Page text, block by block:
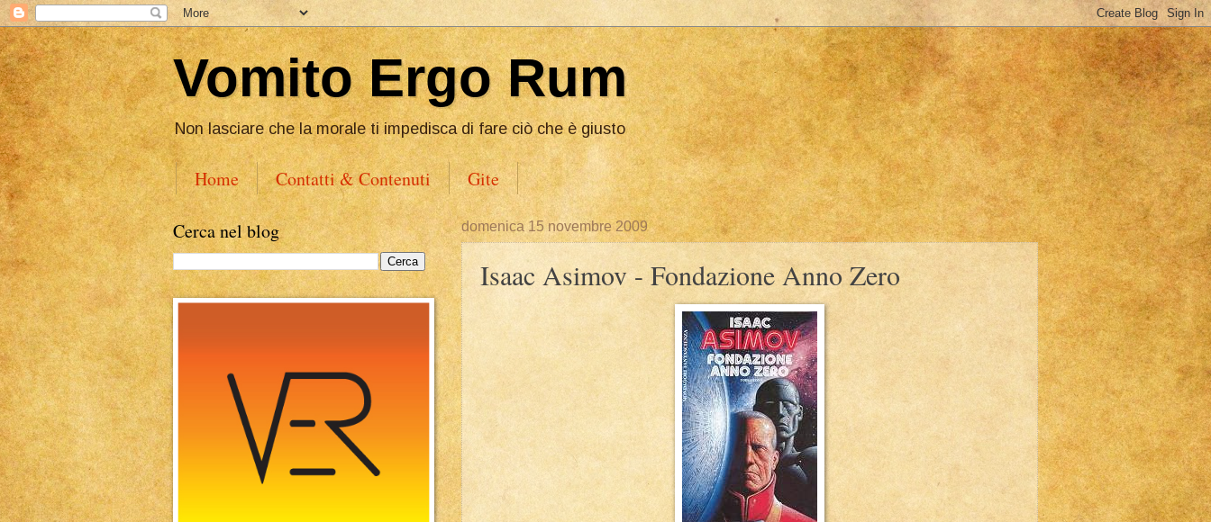
Vomito Ergo Rum
Non lasciare che la morale ti impedisca di fare ciò che è giusto
Home Contatti & Contenuti Gite
domenica 15 novembre 2009
Isaac Asimov - Fondazione Anno Zero
Cerca nel blog